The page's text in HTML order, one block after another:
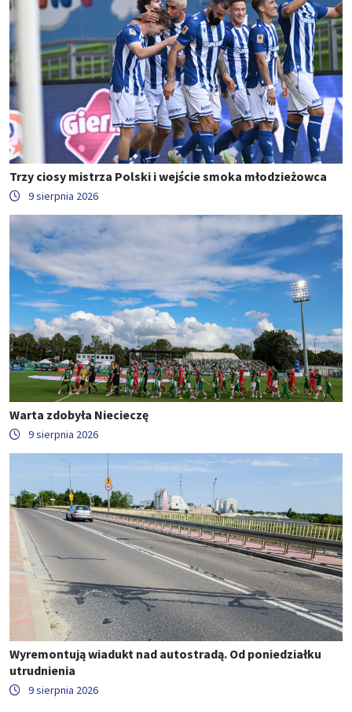
Trzy ciosy mistrza Polski i wejście smoka młodzieżowca
9 sierpnia 2026
Warta zdobyła Niecieczę
9 sierpnia 2026
Wyremontują wiadukt nad autostradą. Od poniedziałku
utrudnienia
9 sierpnia 2026